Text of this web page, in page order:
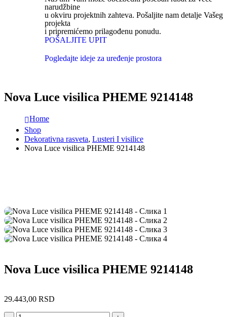
narudžbine
u okviru projektnih zahteva. Pošaljite nam detalje Vašeg
projekta
i pripremićemo prilagođenu ponudu.
POŠALJITE UPIT
Pogledajte ideje za uređenje prostora
Nova Luce visilica PHEME 9214148
Home
Shop
Dekorativna rasveta, Lusteri I visilice
Nova Luce visilica PHEME 9214148
Nova Luce visilica PHEME 9214148
29.443,00 RSD